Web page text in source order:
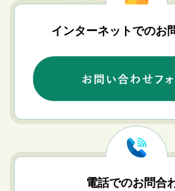
インターネットでのお
電話でのお問合